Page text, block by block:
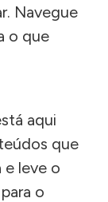
Navegue
o que
aqui
que
e leve o
o